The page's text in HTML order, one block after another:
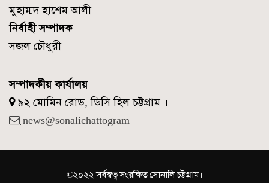
মুহাম্মদ হাশেম আলী
নির্বাহী সম্পাদক
সজল চৌধুরী
সম্পাদকীয় কার্যালয়
৯২ মোমিন রোড, ডিসি হিল চট্টগ্রাম ।
news@sonalichattogram
©২০২২ সর্বস্বত্ব সংরক্ষিত সোনালি চট্টগ্রাম।